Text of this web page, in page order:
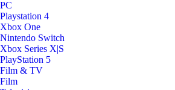
PC
Playstation 4
Xbox One
Nintendo Switch
Xbox Series X|S
PlayStation 5
Film & TV
Film